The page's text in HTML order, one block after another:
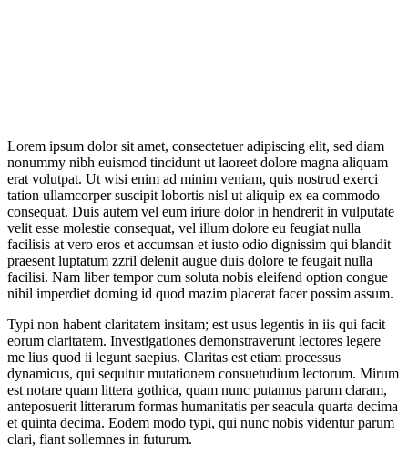
Lorem ipsum dolor sit amet, consectetuer adipiscing elit, sed diam
nonummy nibh euismod tincidunt ut laoreet dolore magna aliquam
erat volutpat. Ut wisi enim ad minim veniam, quis nostrud exerci
tation ullamcorper suscipit lobortis nisl ut aliquip ex ea commodo
consequat. Duis autem vel eum iriure dolor in hendrerit in vulputate
velit esse molestie consequat, vel illum dolore eu feugiat nulla
facilisis at vero eros et accumsan et iusto odio dignissim qui blandit
praesent luptatum zzril delenit augue duis dolore te feugait nulla
facilisi. Nam liber tempor cum soluta nobis eleifend option congue
nihil imperdiet doming id quod mazim placerat facer possim assum.
Typi non habent claritatem insitam; est usus legentis in iis qui facit
eorum claritatem. Investigationes demonstraverunt lectores legere
me lius quod ii legunt saepius. Claritas est etiam processus
dynamicus, qui sequitur mutationem consuetudium lectorum. Mirum
est notare quam littera gothica, quam nunc putamus parum claram,
anteposuerit litterarum formas humanitatis per seacula quarta decima
et quinta decima. Eodem modo typi, qui nunc nobis videntur parum
clari, fiant sollemnes in futurum.